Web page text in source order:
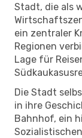
Stadt, die als
ein zentraler
Regionen
Lage für
Die Stadt
in ihre
Bahnhof, ein